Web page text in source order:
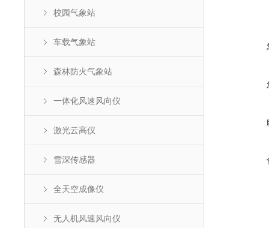
校园气象站
车载气象站
森林防火气象站
一体化风速风向仪
激光云高仪
雪深传感器
全天空成像仪
无人机风速风向仪